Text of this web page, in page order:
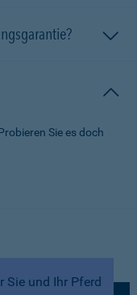
Sie es doch
Sie und Ihr Pferd